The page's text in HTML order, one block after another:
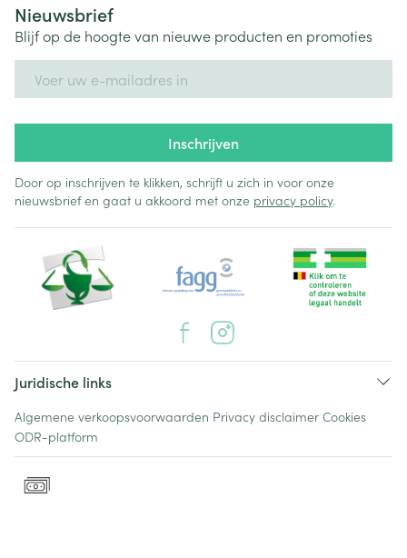
Nieuwsbrief
Blijf op de hoogte van nieuwe producten en promoties
Inschrijven
Door op inschrijven te klikken, schrijft u zich in voor onze
nieuwsbrief en gaat u akkoord met onze privacy policy.
Juridische links
Algemene verkoopsvoorwaarden Privacy disclaimer Cookies
ODR-platform